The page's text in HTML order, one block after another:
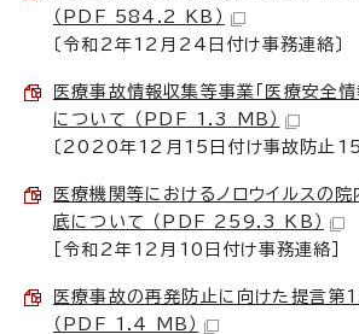
（PDF 584.2 KB）
〔令和2年12月24日付け事務連絡〕
医療事故情報収集等事業「医療安全
について （PDF 1.3 MB）
〔2020年12月15日付け事故防止
医療機関等におけるノロウイルスの
底について （PDF 259.3 KB）
［令和2年12月10日付け事務連絡］
医療事故の再発防止に向けた提言第
（PDF 1.4 MB）